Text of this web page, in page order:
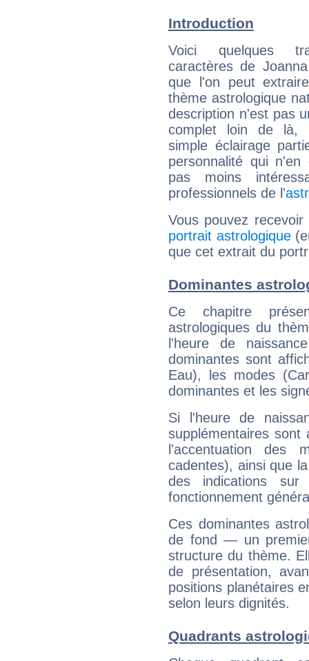
Introduction
Voici quelques
caractères de
que l'on peut
thème astrologique
description n'est pas
complet loin de là,
simple éclairage
personnalité qui n'en
pas moins
professionnels de l'
Vous pouvez
portrait astrologique
que cet extrait du
Dominantes
Ce chapitre
astrologiques du
l'heure de
dominantes sont
Eau), les modes
dominantes et les
Si l'heure de
supplémentaires sont
l'accentuation des
cadentes), ainsi que
des indications sur
fonctionnement
Ces dominantes
de fond — un
structure du thème.
de présentation,
positions planétaires
selon leurs dignités.
Quadrants